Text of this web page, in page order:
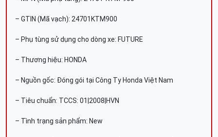
– GTIN (Mã vạch): 24701KTM900
– Phụ tùng sử dụng cho dòng xe: FUTURE
– Thương hiệu: HONDA
– Nguồn gốc: Đóng gói tại Công Ty Honda Việt Nam
– Tiêu chuẩn: TCCS: 01|2008|HVN
– Tình trạng sản phẩm: New